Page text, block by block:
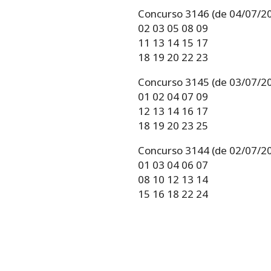
Concurso 3146 (de 04/07/
02 03 05 08 09
11 13 14 15 17
18 19 20 22 23
Concurso 3145 (de 03/07/
01 02 04 07 09
12 13 14 16 17
18 19 20 23 25
Concurso 3144 (de 02/07/
01 03 04 06 07
08 10 12 13 14
15 16 18 22 24